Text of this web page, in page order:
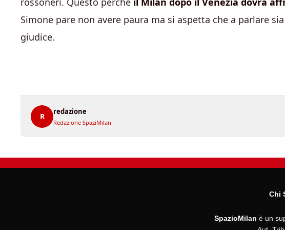
Simone pare non avere paura ma si aspetta che a parlare
giudice.
R
redazione
Redazione SpaziMilan
Chi
SpazioMilan è un